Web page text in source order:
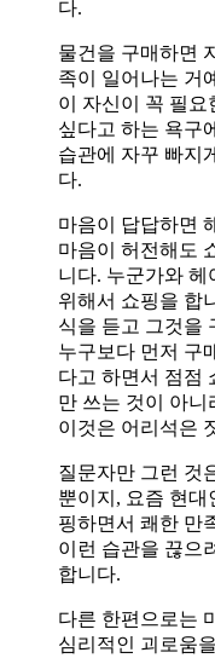
다.
물건을 구매하면
족이 일어나는 거
이 자신이 꼭 필요
싶다고 하는 욕구
습관에 자꾸 빠지
다.
마음이 답답하면
마음이 허전해도
니다. 누군가와 헤
위해서 쇼핑을 합
식을 듣고 그것을
누구보다 먼저 구
다고 하면서 점점
만 쓰는 것이 아니
이것은 어리석은
질문자만 그런 것
뿐이지, 요즘 현대
핑하면서 쾌한 만
이런 습관을 끊으
합니다.
다른 한편으로는
심리적인 괴로움